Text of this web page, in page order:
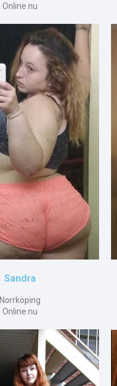
Online nu
Sandra
Norrköping
Online nu